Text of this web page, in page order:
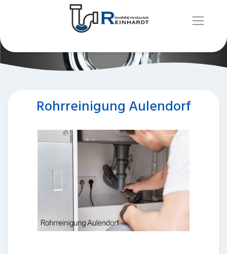
Rohrreinigung Aulendorf